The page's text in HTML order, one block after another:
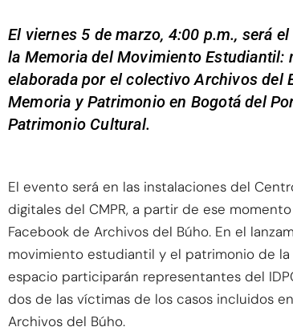
El viernes 5 de marzo, 4:00 p.m., será
la Memoria del Movimiento Estudiantil:
elaborada por el colectivo Archivos del
Memoria y Patrimonio en Bogotá del
Patrimonio Cultural.
El evento será en las instalaciones del
digitales del CMPR, a partir de ese
Facebook de Archivos del Búho. En el
movimiento estudiantil y el patrimonio de
espacio participarán representantes del
dos de las víctimas de los casos incluidos
Archivos del Búho.